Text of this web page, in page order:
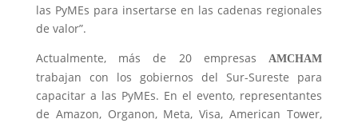
las PyMEs para insertarse en las cadenas regionales
de valor”.
Actualmente, más de 20 empresas
AMCHAM
trabajan con los gobiernos del Sur-Sureste para
capacitar a las PyMEs. En el evento, representantes
de Amazon, Organon, Meta, Visa, American Tower,